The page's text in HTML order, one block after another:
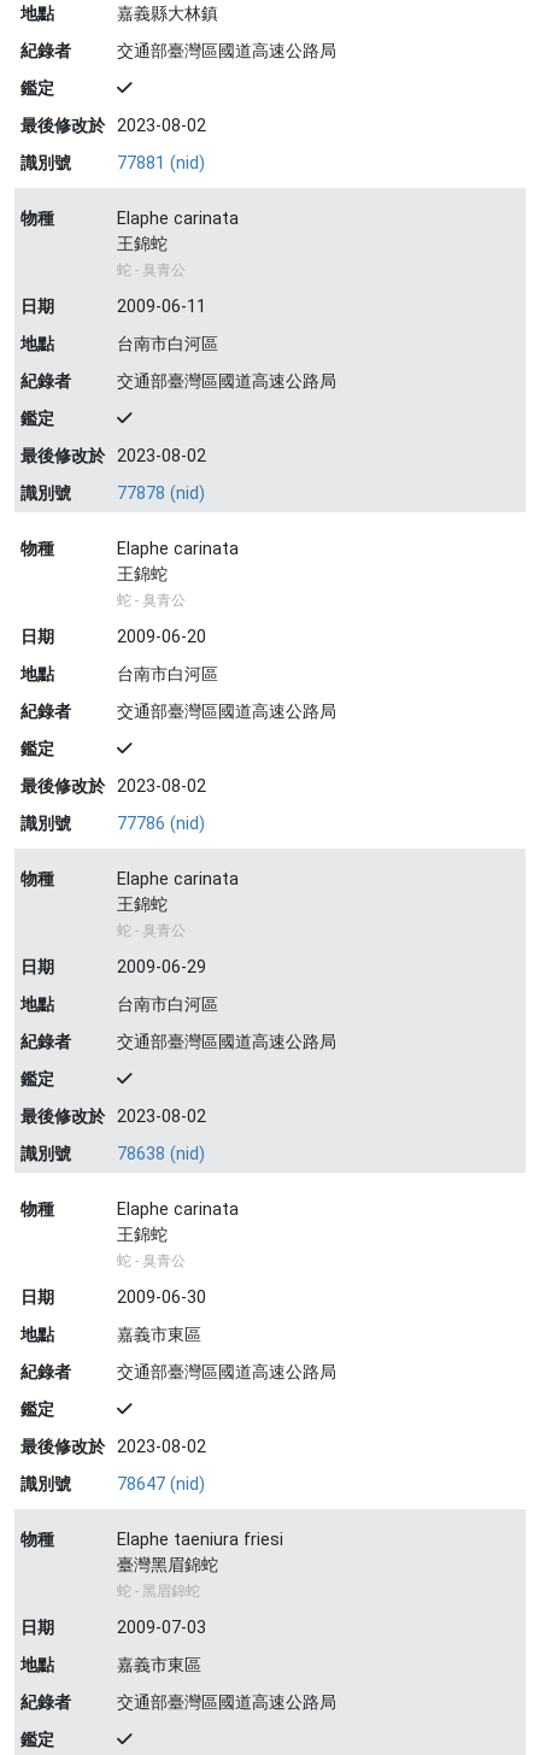
地點
嘉義縣大林鎮
紀錄者
交通部臺灣區國道高速公路局
鑑定
最後修改於 2023-08-02
識別號
77881 (nid)
物種
Elaphe carinata
王錦蛇
蛇 - 臭青公
日期
2009-06-11
地點
台南市白河區
紀錄者
交通部臺灣區國道高速公路局
鑑定
最後修改於 2023-08-02
識別號
77878 (nid)
物種
Elaphe carinata
王錦蛇
蛇 - 臭青公
日期
2009-06-20
地點
台南市白河區
紀錄者
交通部臺灣區國道高速公路局
鑑定
最後修改於 2023-08-02
識別號
77786 (nid)
物種
Elaphe carinata
王錦蛇
蛇 - 臭青公
日期
2009-06-29
地點
台南市白河區
紀錄者
交通部臺灣區國道高速公路局
鑑定
最後修改於 2023-08-02
識別號
78638 (nid)
物種
Elaphe carinata
王錦蛇
蛇 - 臭青公
日期
2009-06-30
地點
嘉義市東區
紀錄者
交通部臺灣區國道高速公路局
鑑定
最後修改於 2023-08-02
識別號
78647 (nid)
物種
Elaphe taeniura friesi
臺灣黑眉錦蛇
蛇 - 黑眉錦蛇
日期
2009-07-03
地點
嘉義市東區
紀錄者
交通部臺灣區國道高速公路局
鑑定